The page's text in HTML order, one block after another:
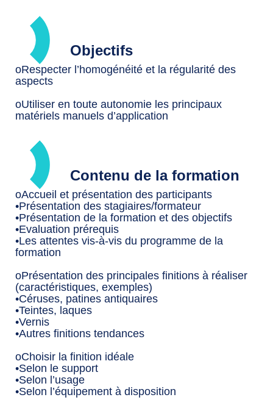
Objectifs
oRespecter l’homogénéité et la régularité des
aspects
oUtiliser en toute autonomie les principaux
matériels manuels d’application
Contenu de la formation
oAccueil et présentation des participants
•Présentation des stagiaires/formateur
•Présentation de la formation et des objectifs
•Evaluation prérequis
•Les attentes vis-à-vis du programme de la
formation
oPrésentation des principales finitions à réaliser
(caractéristiques, exemples)
•Céruses, patines antiquaires
•Teintes, laques
•Vernis
•Autres finitions tendances
oChoisir la finition idéale
•Selon le support
•Selon l’usage
•Selon l’équipement à disposition